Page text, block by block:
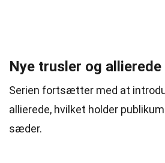
Nye trusler og allierede
Serien fortsætter med at
allierede, hvilket holder
sæder.